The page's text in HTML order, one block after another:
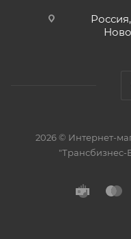
2026 © Интернет-
"Трансбизнес-